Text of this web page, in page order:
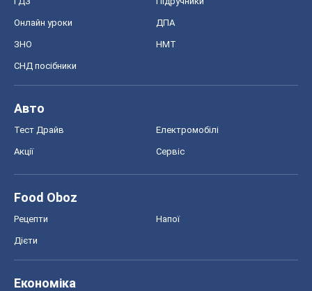
Онлайн уроки ДПА
ЗНО НМТ
СНД посібники
Авто
Тест Драйв Електромобілі
Акції Сервіс
Food Oboz
Рецепти Напої
Дієти
Економіка